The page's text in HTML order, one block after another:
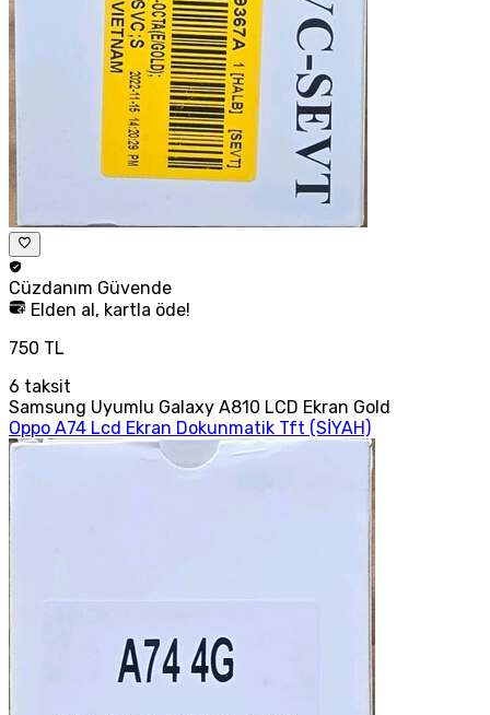
Cüzdanım Güvende
Elden al, kartla öde!
750 TL
6 taksit
Samsung Uyumlu Galaxy A810 LCD Ekran Gold
Oppo A74 Lcd Ekran Dokunmatik Tft (SİYAH)